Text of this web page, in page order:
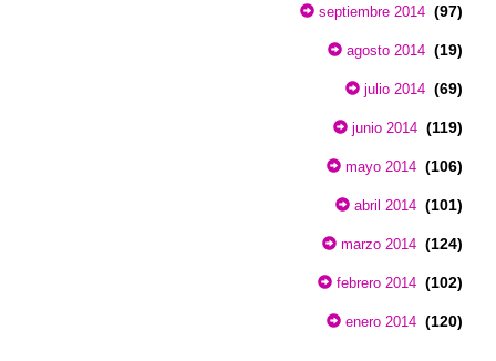
septiembre 2014 (97)
agosto 2014 (19)
julio 2014 (69)
junio 2014 (119)
mayo 2014 (106)
abril 2014 (101)
marzo 2014 (124)
febrero 2014 (102)
enero 2014 (120)